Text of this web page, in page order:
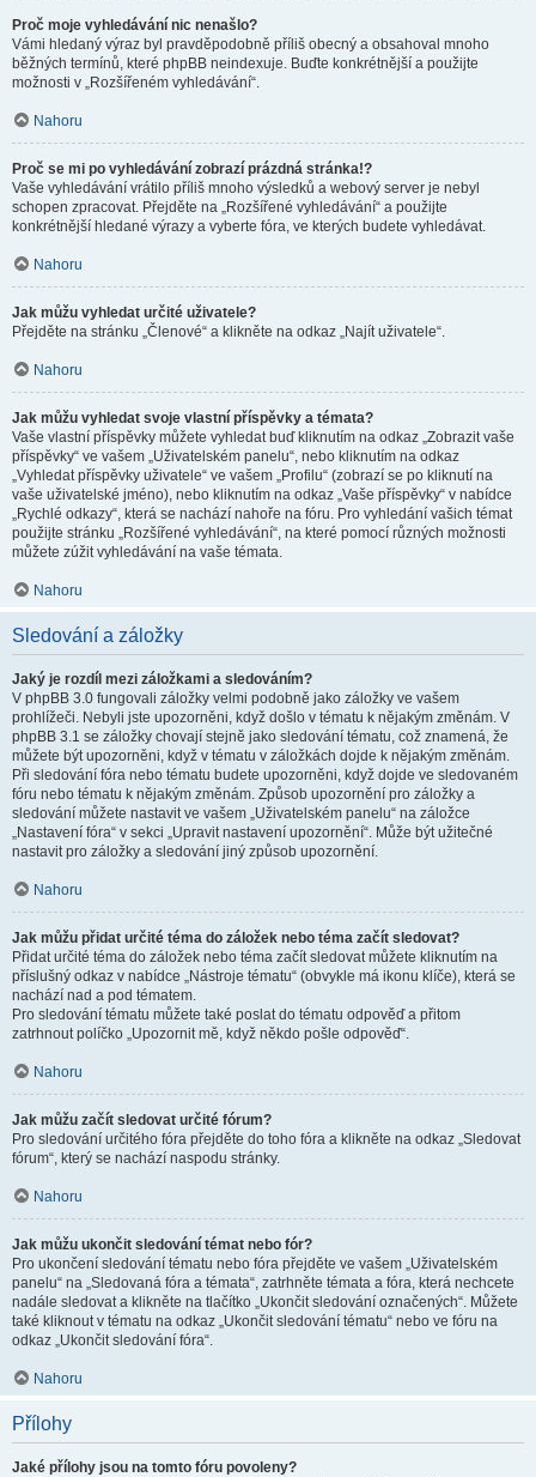
Proč moje vyhledávání nic nenašlo?
Vámi hledaný výraz byl pravděpodobně příliš obecný a obsahoval mnoho
běžných termínů, které phpBB neindexuje. Buďte konkrétnější a použijte
možnosti v „Rozšířeném vyhledávání“.
Nahoru
Proč se mi po vyhledávání zobrazí prázdná stránka!?
Vaše vyhledávání vrátilo příliš mnoho výsledků a webový server je nebyl
schopen zpracovat. Přejděte na „Rozšířené vyhledávání“ a použijte
konkrétnější hledané výrazy a vyberte fóra, ve kterých budete vyhledávat.
Nahoru
Jak můžu vyhledat určité uživatele?
Přejděte na stránku „Členové“ a klikněte na odkaz „Najít uživatele“.
Nahoru
Jak můžu vyhledat svoje vlastní příspěvky a témata?
Vaše vlastní příspěvky můžete vyhledat buď kliknutím na odkaz „Zobrazit vaše
příspěvky“ ve vašem „Uživatelském panelu“, nebo kliknutím na odkaz
„Vyhledat příspěvky uživatele“ ve vašem „Profilu“ (zobrazí se po kliknutí na
vaše uživatelské jméno), nebo kliknutím na odkaz „Vaše příspěvky“ v nabídce
„Rychlé odkazy“, která se nachází nahoře na fóru. Pro vyhledání vašich témat
použijte stránku „Rozšířené vyhledávání“, na které pomocí různých možnosti
můžete zúžit vyhledávání na vaše témata.
Nahoru
Sledování a záložky
Jaký je rozdíl mezi záložkami a sledováním?
V phpBB 3.0 fungovali záložky velmi podobně jako záložky ve vašem
prohlížeči. Nebyli jste upozorněni, když došlo v tématu k nějakým změnám. V
phpBB 3.1 se záložky chovají stejně jako sledování tématu, což znamená, že
můžete být upozorněni, když v tématu v záložkách dojde k nějakým změnám.
Při sledování fóra nebo tématu budete upozorněni, když dojde ve sledovaném
fóru nebo tématu k nějakým změnám. Způsob upozornění pro záložky a
sledování můžete nastavit ve vašem „Uživatelském panelu“ na záložce
„Nastavení fóra“ v sekci „Upravit nastavení upozornění“. Může být užitečné
nastavit pro záložky a sledování jiný způsob upozornění.
Nahoru
Jak můžu přidat určité téma do záložek nebo téma začít sledovat?
Přidat určité téma do záložek nebo téma začít sledovat můžete kliknutím na
příslušný odkaz v nabídce „Nástroje tématu“ (obvykle má ikonu klíče), která se
nachází nad a pod tématem.
Pro sledování tématu můžete také poslat do tématu odpověď a přitom
zatrhnout políčko „Upozornit mě, když někdo pošle odpověď“.
Nahoru
Jak můžu začít sledovat určité fórum?
Pro sledování určitého fóra přejděte do toho fóra a klikněte na odkaz „Sledovat
fórum“, který se nachází naspodu stránky.
Nahoru
Jak můžu ukončit sledování témat nebo fór?
Pro ukončení sledování tématu nebo fóra přejděte ve vašem „Uživatelském
panelu“ na „Sledovaná fóra a témata“, zatrhněte témata a fóra, která nechcete
nadále sledovat a klikněte na tlačítko „Ukončit sledování označených“. Můžete
také kliknout v tématu na odkaz „Ukončit sledování tématu“ nebo ve fóru na
odkaz „Ukončit sledování fóra“.
Nahoru
Přílohy
Jaké přílohy jsou na tomto fóru povoleny?